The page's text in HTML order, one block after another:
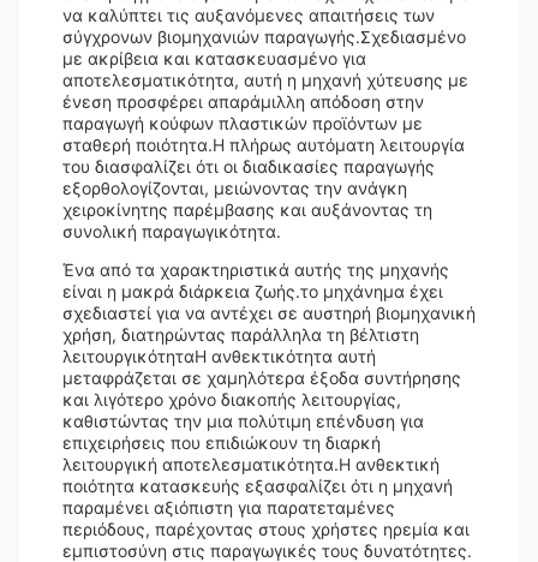
να καλύπτει τις αυξανόμενες απαιτήσεις των
σύγχρονων βιομηχανιών παραγωγής.Σχεδιασμένο
με ακρίβεια και κατασκευασμένο για
αποτελεσματικότητα, αυτή η μηχανή χύτευσης με
ένεση προσφέρει απαράμιλλη απόδοση στην
παραγωγή κούφων πλαστικών προϊόντων με
σταθερή ποιότητα.Η πλήρως αυτόματη λειτουργία
του διασφαλίζει ότι οι διαδικασίες παραγωγής
εξορθολογίζονται, μειώνοντας την ανάγκη
χειροκίνητης παρέμβασης και αυξάνοντας τη
συνολική παραγωγικότητα.
Ένα από τα χαρακτηριστικά αυτής της μηχανής
είναι η μακρά διάρκεια ζωής.το μηχάνημα έχει
σχεδιαστεί για να αντέχει σε αυστηρή βιομηχανική
χρήση, διατηρώντας παράλληλα τη βέλτιστη
λειτουργικότηταΗ ανθεκτικότητα αυτή
μεταφράζεται σε χαμηλότερα έξοδα συντήρησης
και λιγότερο χρόνο διακοπής λειτουργίας,
καθιστώντας την μια πολύτιμη επένδυση για
επιχειρήσεις που επιδιώκουν τη διαρκή
λειτουργική αποτελεσματικότητα.Η ανθεκτική
ποιότητα κατασκευής εξασφαλίζει ότι η μηχανή
παραμένει αξιόπιστη για παρατεταμένες
περιόδους, παρέχοντας στους χρήστες ηρεμία και
εμπιστοσύνη στις παραγωγικές τους δυνατότητες.